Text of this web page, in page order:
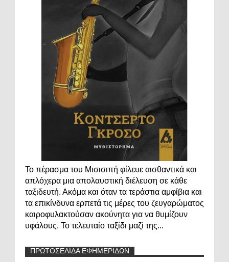
Το πέρασμα του Μισισιπή φίλευε αισθαντικά και
απλόχερα μια απολαυστική διέλευση σε κάθε
ταξιδευτή. Ακόμα και όταν τα τεράστια αμφίβια και
τα επικίνδυνα ερπετά τις μέρες του ζευγαρώματος
καιροφυλακτούσαν ακούνητα για να θυμίζουν
υφάλους. Το τελευταίο ταξίδι μαζί της...
ΠΡΩΤΟΣΕΛΙΔΑ ΕΦΗΜΕΡΙΔΩΝ